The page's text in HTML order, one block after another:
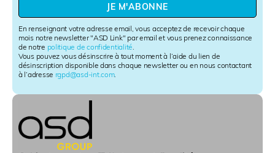
s
l
e
t
t
e
S
g
n
En renseignant votre adresse email, vous acceptez de recevoir chaque
mois notre newsletter "ASD Link" par email et vous prenez connaissance
de notre politique de confidentialité
Vous pouvez vous désinscrire à tout moment à l’aide du lien de
désinscription disponible dans chaque newsletter ou en nous contactant
à l’adresse rgpd@asd-int.com.
JE M'ABONNE